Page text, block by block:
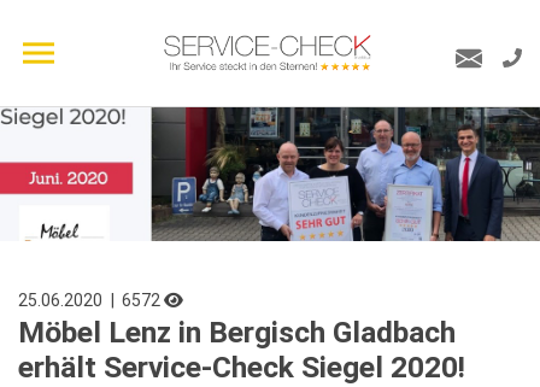
25.06.2020 | 6572
Möbel Lenz in Bergisch Gladbach
erhält Service-Check Siegel 2020!